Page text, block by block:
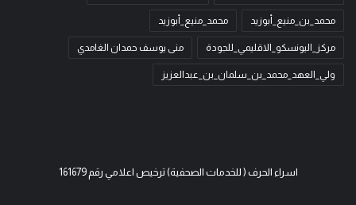
محمد_بن_منيع_أبوزيد محمد_منيع_أبوزيد
مركز_اليونسكو_الاقليمي_للجودة منى يوسف حمدان الغامدي
ولي_العهد_محمد_بن_سلمان_بن_عبدالعزيز
اسراء الحرف ( للخدمات الصحفية) ترخيص اعلامي رقم 161679